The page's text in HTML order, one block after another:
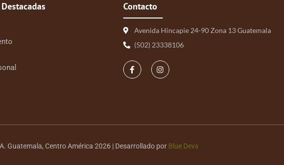
Contacto
Avenida Hincapie 24-90 Zona 13 Guatemala
(502) 23338106
Guatemala, Centro América 2026 | Desarrollado por Blue Devs